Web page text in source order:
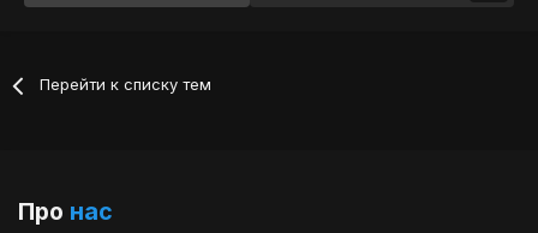
Перейти к списку тем
Про нас